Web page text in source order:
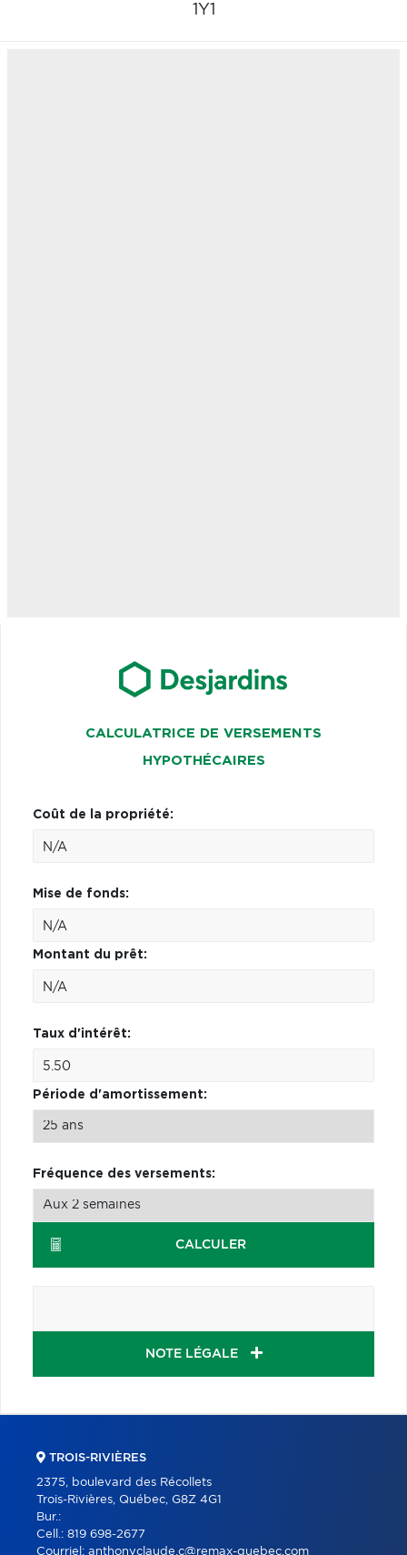
1Y1
CALCULATRICE DE VERSEMENTS
HYPOTHÉCAIRES
Coût de la propriété:
Mise de fonds:
Montant du prêt:
Taux d'intérêt:
Période d'amortissement:
Fréquence des versements:
CALCULER
NOTE LÉGALE
TROIS-RIVIÈRES
2375, boulevard des Récollets
Trois-Rivières, Québec, G8Z 4G1
Bur.:
Cell.: 819 698-2677
Courriel: anthonyclaude.c@remax-quebec.com